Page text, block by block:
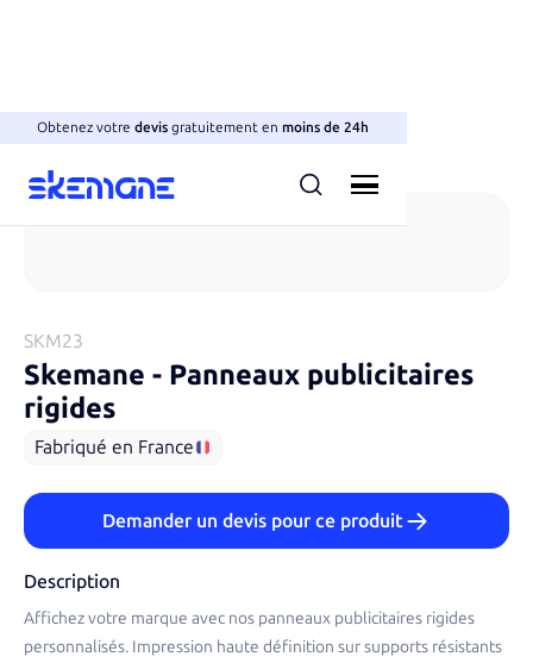
Obtenez votre devisgratuitement enmoins de 24h
SKM23
Skemane - Panneaux publicitaires
rigides
Fabriqué en France
Demander un devis pour ce produit
Description
Affichez votre marque avec nos panneaux publicitaires rigides
personnalisés. Impression haute définition sur supports résistants